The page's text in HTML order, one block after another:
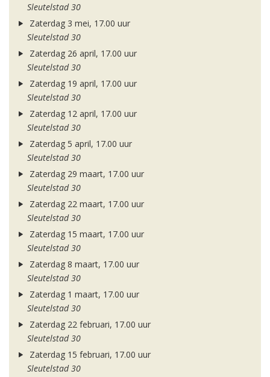
Sleutelstad 30
Zaterdag 3 mei, 17.00 uur
Sleutelstad 30
Zaterdag 26 april, 17.00 uur
Sleutelstad 30
Zaterdag 19 april, 17.00 uur
Sleutelstad 30
Zaterdag 12 april, 17.00 uur
Sleutelstad 30
Zaterdag 5 april, 17.00 uur
Sleutelstad 30
Zaterdag 29 maart, 17.00 uur
Sleutelstad 30
Zaterdag 22 maart, 17.00 uur
Sleutelstad 30
Zaterdag 15 maart, 17.00 uur
Sleutelstad 30
Zaterdag 8 maart, 17.00 uur
Sleutelstad 30
Zaterdag 1 maart, 17.00 uur
Sleutelstad 30
Zaterdag 22 februari, 17.00 uur
Sleutelstad 30
Zaterdag 15 februari, 17.00 uur
Sleutelstad 30